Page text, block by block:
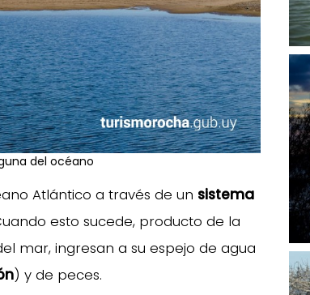
del océano
Atlántico a través de un sistema
esto sucede, producto de la
mar, ingresan a su espejo de agua
) y de peces.